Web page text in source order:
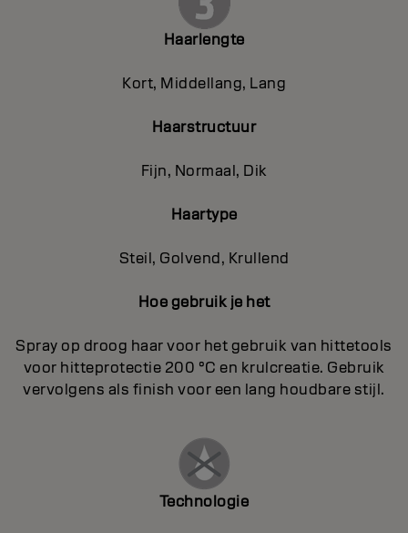
Haarlengte
Kort, Middellang, Lang
Haarstructuur
Fijn, Normaal, Dik
Haartype
Steil, Golvend, Krullend
Hoe gebruik je het
Spray op droog haar voor het gebruik van hittetools
voor hitteprotectie 200 °C en krulcreatie. Gebruik
vervolgens als finish voor een lang houdbare stijl.
Technologie